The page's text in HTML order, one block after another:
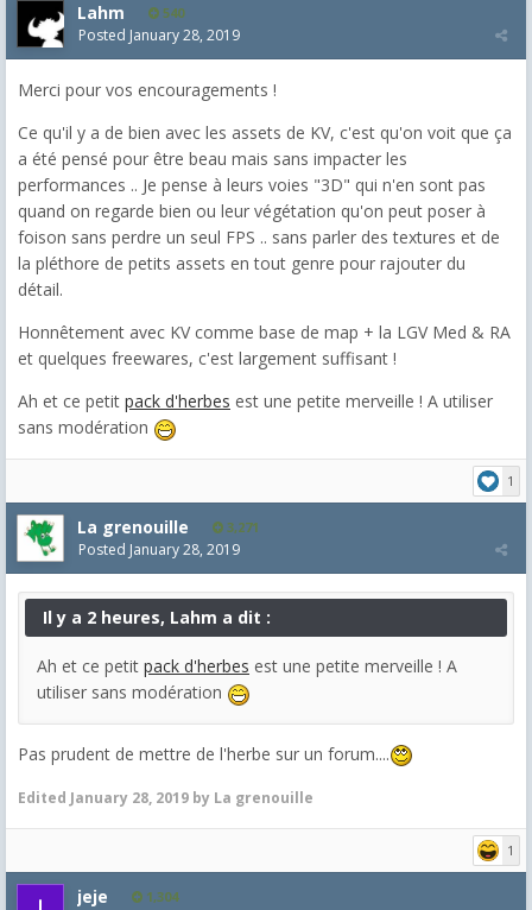
Lahm 540
Posted January 28, 2019
Merci pour vos encouragements !
Ce qu'il y a de bien avec les assets de KV, c'est qu'on voit que ça
a été pensé pour être beau mais sans impacter les
performances .. Je pense à leurs voies "3D" qui n'en sont pas
quand on regarde bien ou leur végétation qu'on peut poser à
foison sans perdre un seul FPS .. sans parler des textures et de
la pléthore de petits assets en tout genre pour rajouter du
détail.
Honnêtement avec KV comme base de map + la LGV Med & RA
et quelques freewares, c'est largement suffisant !
Ah et ce petit pack d'herbes est une petite merveille ! A utiliser
sans modération
1
La grenouille 3,271
Posted January 28, 2019
Il y a 2 heures, Lahm a dit :
Ah et ce petit pack d'herbes est une petite merveille ! A
utiliser sans modération
Pas prudent de mettre de l'herbe sur un forum....
Edited January 28, 2019 by La grenouille
1
jeje 1,304